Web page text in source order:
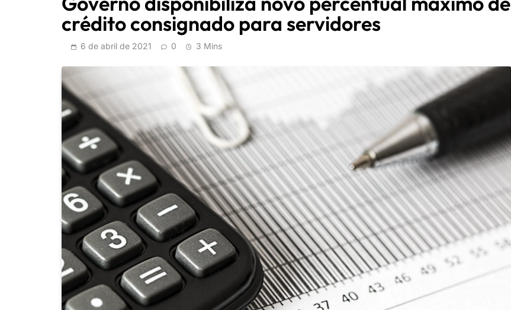
crédito consignado para servidores
6 de abril de 2021 0 3 Mins